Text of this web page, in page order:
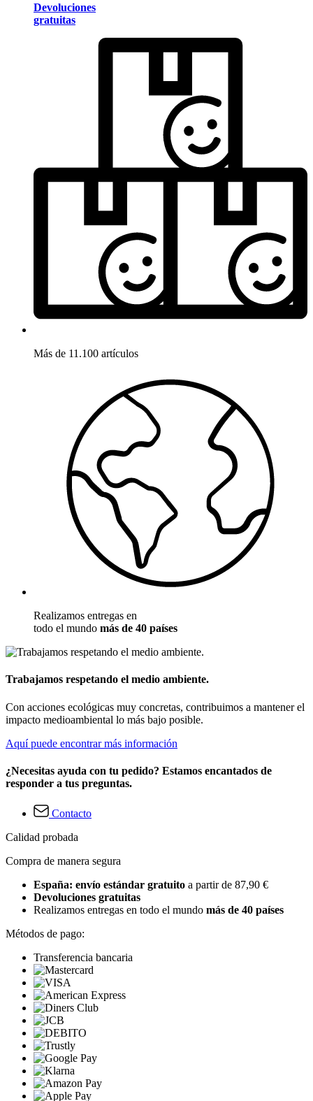
Devoluciones
gratuitas
Más de 11.100 artículos
Realizamos entregas en
todo el mundo más de 40 países
Trabajamos respetando el medio ambiente.
Con acciones ecológicas muy concretas, contribuimos a mantener el
impacto medioambiental lo más bajo posible.
Aquí puede encontrar más información
¿Necesitas ayuda con tu pedido? Estamos encantados de
responder a tus preguntas.
Contacto
Calidad probada
Compra de manera segura
España: envío estándar gratuito a partir de 87,90 €
Devoluciones gratuitas
Realizamos entregas en todo el mundo más de 40 países
Métodos de pago:
Transferencia bancaria